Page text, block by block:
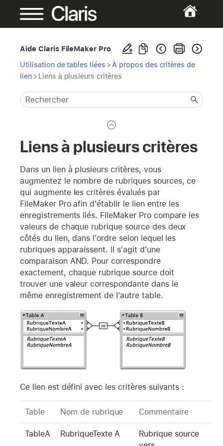
Aide Claris FileMaker Pro
Utilisation de tables liées > À propos des critères de
lien> Liens à plusieurs critères
Liens à plusieurs critères
Dans un lien à plusieurs critères, vous
augmentez le nombre de rubriques sources, ce
qui augmente les critères évalués par
FileMaker Pro afin d'établir le lien entre les
enregistrements liés. FileMaker Pro compare les
valeurs de chaque rubrique source des deux
côtés du lien, dans l'ordre selon lequel les
rubriques apparaissent. Il s'agit d'une
comparaison AND. Pour correspondre
exactement, chaque rubrique source doit
trouver une valeur correspondante dans le
même enregistrement de l'autre table.
Ce lien est défini avec les critères suivants :
Table Nom de rubrique Commentaire
TableA RubriqueTexte A
Rubrique source